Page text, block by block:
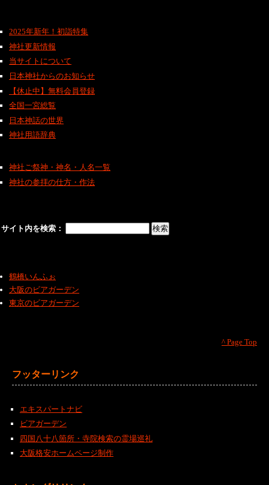
2025年新年！初詣特集
神社更新情報
当サイトについて
日本神社からのお知らせ
【休止中】無料会員登録
全国一宮総覧
日本神話の世界
神社用語辞典
神社ご祭神・神名・人名一覧
神社の参拝の仕方・作法
サイト内を検索：
鶴橋いんふぉ
大阪のビアガーデン
東京のビアガーデン
^ Page Top
フッターリンク
エキスパートナビ
ビアガーデン
四国八十八箇所・寺院検索の霊場巡礼
大阪格安ホームページ制作